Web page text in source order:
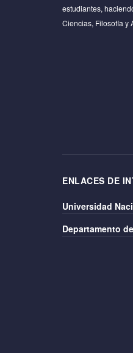
estudiantes,
Ciencias, Filosofía y
ENLACES DE
Universidad
Departamento